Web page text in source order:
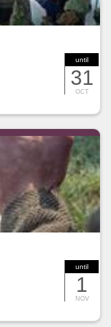
until
31
OCT
until
1
NOV